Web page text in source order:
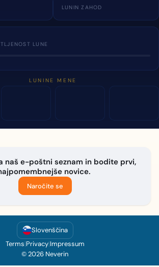
LUNIN ZAHOD
LUNE
LUNINE MENE
naš e-poštni seznam in bodite prvi,
novice.
Naročite se
Slovenščina
Terms|Privacy|Impressum
© 2026 Neverin